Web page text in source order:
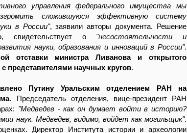
управления федерального имущества мы
сложившуюся эффективную систему
в России", заявили авторы документа. Решение
свидетельствует о "несостоятельности и
науки, образования и инноваций в России".
отставки министра Ливанова и открытого
научных кругов.
Путину Уральским отделением РАН на
. Председатель отделения, вице-президент РАН
"Медведев - как он думает войти в историю?
наук. Медведев, видимо, войдет как могильщик".
Директор Института истории и археологии